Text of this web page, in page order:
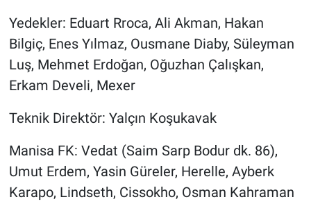
Yedekler: Eduart Rroca, Ali Akman, Hakan
Bilgiç, Enes Yılmaz, Ousmane Diaby, Süleyman
Luş, Mehmet Erdoğan, Oğuzhan Çalışkan,
Erkam Develi, Mexer
Teknik Direktör: Yalçın Koşukavak
Manisa FK: Vedat (Saim Sarp Bodur dk. 86),
Umut Erdem, Yasin Güreler, Herelle, Ayberk
Karapo, Lindseth, Cissokho, Osman Kahraman